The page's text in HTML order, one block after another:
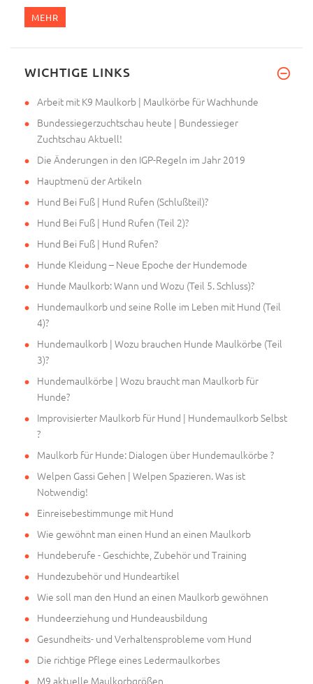
MEHR
WICHTIGE LINKS
Arbeit mit K9 Maulkorb | Maulkörbe für Wachhunde
Bundessiegerzuchtschau heute | Bundessieger
Zuchtschau Aktuell!
Die Änderungen in den IGP-Regeln im Jahr 2019
Hauptmenü der Artikeln
Hund Bei Fuß | Hund Rufen (Schlußteil)?
Hund Bei Fuß | Hund Rufen (Teil 2)?
Hund Bei Fuß | Hund Rufen?
Hunde Kleidung – Neue Epoche der Hundemode
Hunde Maulkorb: Wann und Wozu (Teil 5. Schluss)?
Hundemaulkorb und seine Rolle im Leben mit Hund (Teil
4)?
Hundemaulkorb | Wozu brauchen Hunde Maulkörbe (Teil
3)?
Hundemaulkörbe | Wozu braucht man Maulkorb für
Hunde?
Improvisierter Maulkorb für Hund | Hundemaulkorb Selbst
?
Maulkorb für Hunde: Dialogen über Hundemaulkörbe ?
Welpen Gassi Gehen | Welpen Spazieren. Was ist
Notwendig!
Einreisebestimmunge mit Hund
Wie gewöhnt man einen Hund an einen Maulkorb
Hundeberufe - Geschichte, Zubehör und Training
Hundezubehör und Hundeartikel
Wie soll man den Hund an einen Maulkorb gewöhnen
Hundeerziehung und Hundeausbildung
Gesundheits- und Verhaltensprobleme vom Hund
Die richtige Pflege eines Ledermaulkorbes
M9 aktuelle Maulkorbgrößen